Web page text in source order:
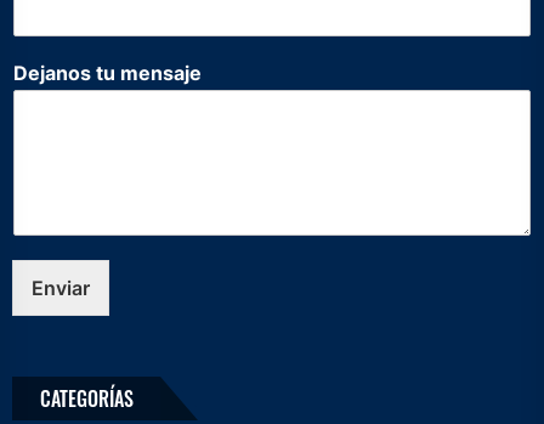
a
o
Dejanos tu mensaje
Enviar
CATEGORÍAS